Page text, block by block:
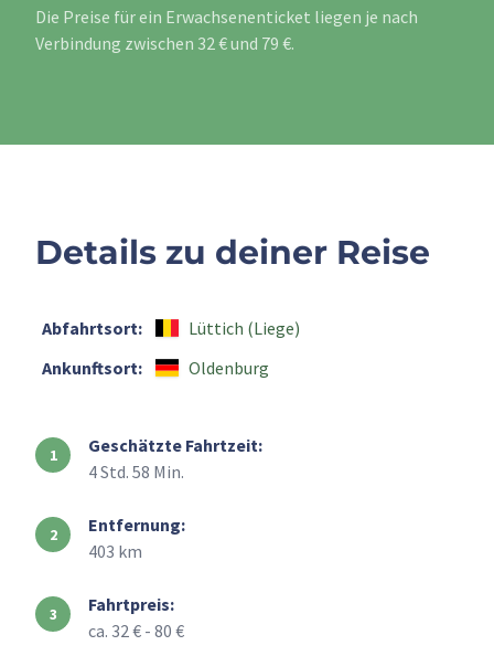
Die Preise für ein Erwachsenenticket liegen je nach
Verbindung zwischen 32 € und 79 €.
Details zu deiner Reise
Abfahrtsort:
Lüttich (Liege)
Ankunftsort:
Oldenburg
Geschätzte Fahrtzeit:
4 Std. 58 Min.
Entfernung:
403 km
Fahrtpreis:
ca. 32 € - 80 €